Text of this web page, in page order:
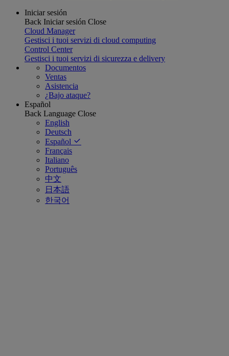
Iniciar sesión
Back Iniciar sesión Close
Cloud Manager
Gestisci i tuoi servizi di cloud computing
Control Center
Gestisci i tuoi servizi di sicurezza e delivery
Documentos
Ventas
Asistencia
¿Bajo ataque?
Español
Back Language Close
English
Deutsch
Español
Français
Italiano
Português
中文
日本語
한국어